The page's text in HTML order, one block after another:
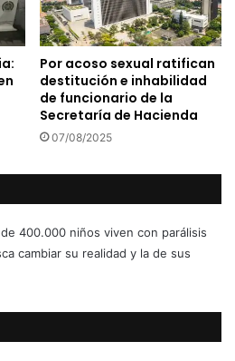
Por acoso sexual ratifican
destitución e inhabilidad
de funcionario de la
Secretaría de Hacienda
07/08/2025
400.000 niños viven con parálisis
cambiar su realidad y la de sus